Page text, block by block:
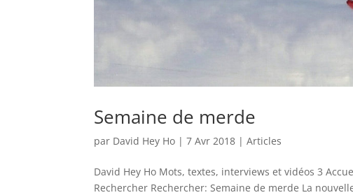
Semaine de merde
par David Hey Ho |7 Avr 2018 |Articles
David Hey Ho Mots, textes, interviews et vidéos 3
Rechercher Rechercher: Semaine de merde La